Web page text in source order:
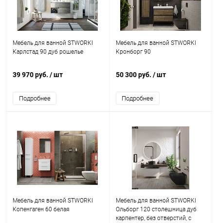
Мебель для ванной STWORKI
Карлстад 90 дуб рошелье
39 970 руб. / шт
Подробнее
Мебель для ванной STWORKI
Кронборг 90
50 300 руб. / шт
Подробнее
Мебель для ванной STWORKI
Копенгаген 60 белая
Мебель для ванной STWORKI
Ольборг 120 столешница дуб
карпентер, без отверстий, с